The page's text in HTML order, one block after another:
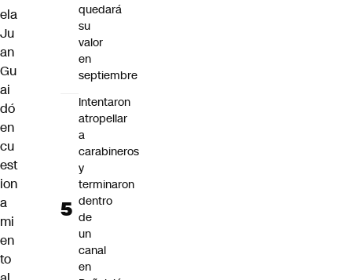
ela
Ju
an
Gu
ai
dó
en
cu
est
ion
a
mi
en
to
quedará
su
valor
en
septiembre
Intentaron
atropellar
a
carabineros
y
terminaron
dentro
de
un
canal
en